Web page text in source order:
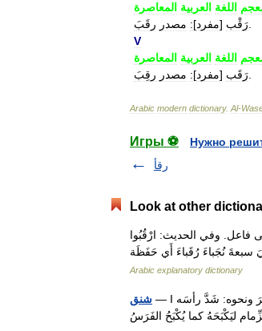
اللغة العربية المعاصرة
رَقْب [مفرد]
: مصدر رقَبَ
V
اللغة العربية المعاصرة
رَقَب [مفرد]
: مصدر رقِبَ
Arabic modern dictionary. Al-
Игры ⚽
Нужно
رقأ
Look at other
فاعل. وفي الحديث: ارْقُبُوا
Arabic explanatory dictionary
شنق — I الوسيط (شَنَقَهُ) ُ شَنْقًا: علَّقَهُ. و الرَّجُلَ: قَتَلَهُ مَشْنوقًا: معلَّقا بحبْلٍ حَوْلَ رقبَتِه. (محدثة). و البعيرَ ونحوه: شَدَّ رأسَه